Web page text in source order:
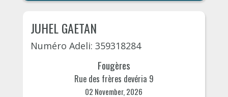
JUHEL GAETAN
Numéro Adeli: 359318284
Fougères
Rue des frères devéria 9
02 November, 2026